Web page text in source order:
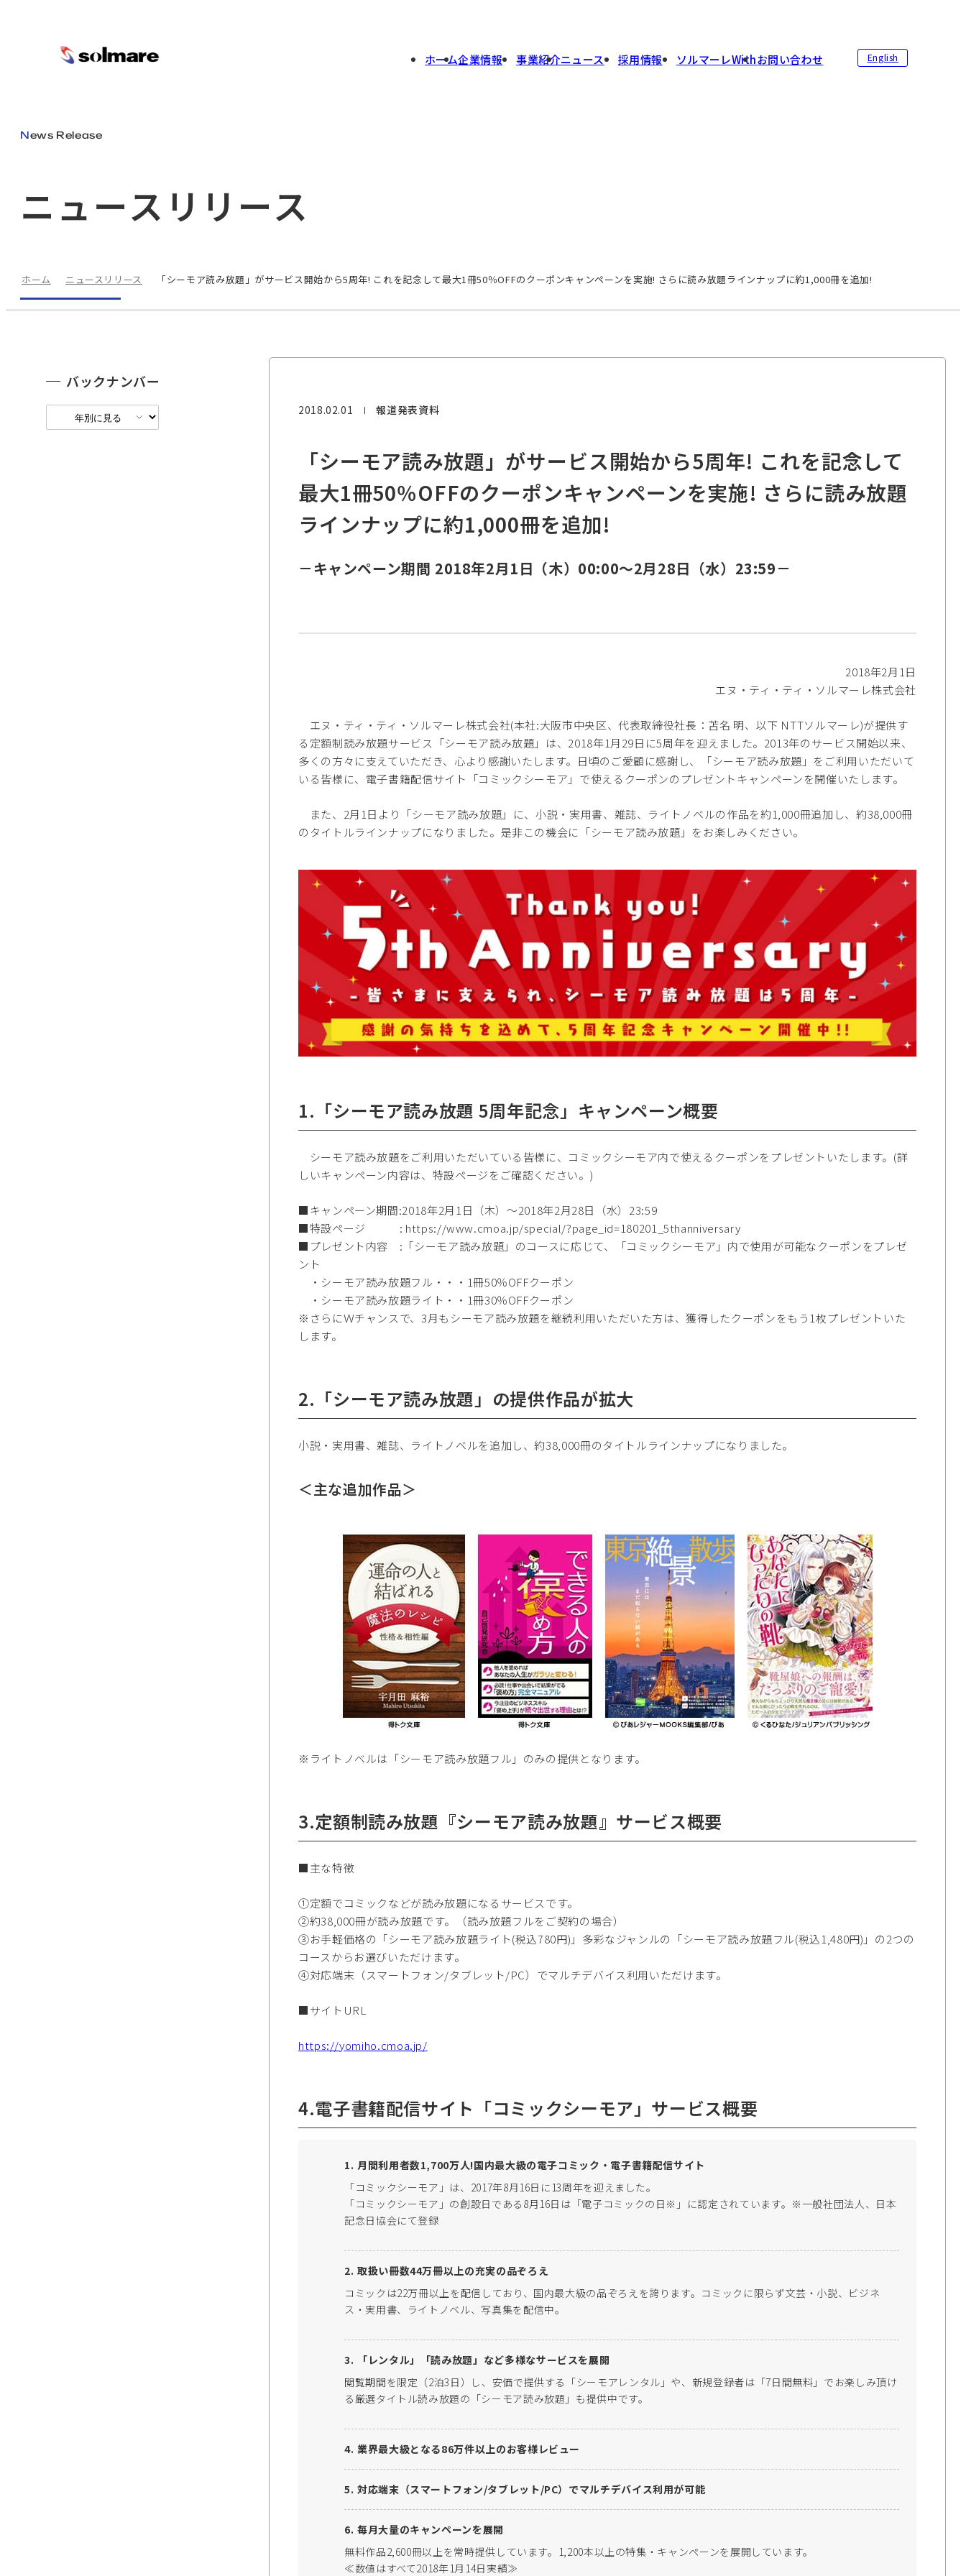
ホーム企業情報 事業紹介ニュース 採用情報 ソルマーレWithお問い合わせ English
ニュースリリース
News Release
ホーム ニュースリリース 「シーモア読み放題」がサービス開始から5周年! これを記念して最大1冊50％OFFのクーポンキャンペーンを実施! さらに読み放題ラインナップに約1,000冊を追加!
2018.02.01 報道発表資料
「シーモア読み放題」がサービス開始から5周年! これを記念して
最大1冊50％OFFのクーポンキャンペーンを実施! さらに読み放題
ラインナップに約1,000冊を追加!
－キャンペーン期間 2018年2月1日（木）00:00～2月28日（水）23:59－
2018年2月1日
エヌ・ティ・ティ・ソルマーレ株式会社
エヌ・ティ・ティ・ソルマーレ株式会社(本社:大阪市中央区、代表取締役社長：苫名 明、以下 NTTソルマーレ)が提供す
る定額制読み放題サービス「シーモア読み放題」は、2018年1月29日に5周年を迎えました。2013年のサービス開始以来、
多くの方々に支えていただき、心より感謝いたします。日頃のご愛顧に感謝し、「シーモア読み放題」をご利用いただいて
いる皆様に、電子書籍配信サイト「コミックシーモア」で使えるクーポンのプレゼントキャンペーンを開催いたします。
また、2月1日より「シーモア読み放題」に、小説・実用書、雑誌、ライトノベルの作品を約1,000冊追加し、約38,000冊
のタイトルラインナップになりました。是非この機会に「シーモア読み放題」をお楽しみください。
1.「シーモア読み放題 5周年記念」キャンペーン概要
シーモア読み放題をご利用いただいている皆様に、コミックシーモア内で使えるクーポンをプレゼントいたします。(詳
しいキャンペーン内容は、特設ページをご確認ください。)
■キャンペーン期間:2018年2月1日（木）～2018年2月28日（水）23:59
■特設ページ : https://www.cmoa.jp/special/?page_id=180201_5thanniversary
■プレゼント内容 :「シーモア読み放題」のコースに応じて、「コミックシーモア」内で使用が可能なクーポンをプレゼ
ント
・シーモア読み放題フル・・・1冊50％OFFクーポン
・シーモア読み放題ライト・・1冊30％OFFクーポン
※さらにＷチャンスで、3月もシーモア読み放題を継続利用いただいた方は、獲得したクーポンをもう1枚プレゼントいた
します。
2.「シーモア読み放題」の提供作品が拡大
小説・実用書、雑誌、ライトノベルを追加し、約38,000冊のタイトルラインナップになりました。
＜主な追加作品＞
※ライトノベルは「シーモア読み放題フル」のみの提供となります。
3.定額制読み放題『シーモア読み放題』サービス概要
■主な特徴
①定額でコミックなどが読み放題になるサービスです。
②約38,000冊が読み放題です。（読み放題フルをご契約の場合）
③お手軽価格の「シーモア読み放題ライト(税込780円)」多彩なジャンルの「シーモア読み放題フル(税込1,480円)」の2つの
コースからお選びいただけます。
④対応端末（スマートフォン/タブレット/PC）でマルチデバイス利用いただけます。
■サイトURL
https://yomiho.cmoa.jp/
4.電子書籍配信サイト「コミックシーモア」サービス概要
月間利用者数1,700万人!国内最大級の電子コミック・電子書籍配信サイト
「コミックシーモア」は、2017年8月16日に13周年を迎えました。
「コミックシーモア」の創設日である8月16日は「電子コミックの日※」に認定されています。※一般社団法人、日本
記念日協会にて登録
取扱い冊数44万冊以上の充実の品ぞろえ
コミックは22万冊以上を配信しており、国内最大級の品ぞろえを誇ります。コミックに限らず文芸・小説、ビジネ
ス・実用書、ライトノベル、写真集を配信中。
「レンタル」「読み放題」など多様なサービスを展開
閲覧期間を限定（2泊3日）し、安価で提供する「シーモアレンタル」や、新規登録者は「7日間無料」でお楽しみ頂け
る厳選タイトル読み放題の「シーモア読み放題」も提供中です。
業界最大級となる86万件以上のお客様レビュー
対応端末（スマートフォン/タブレット/PC）でマルチデバイス利用が可能
毎月大量のキャンペーンを展開
無料作品2,600冊以上を常時提供しています。1,200本以上の特集・キャンペーンを展開しています。
≪数値はすべて2018年1月14日実績≫
バックナンバー